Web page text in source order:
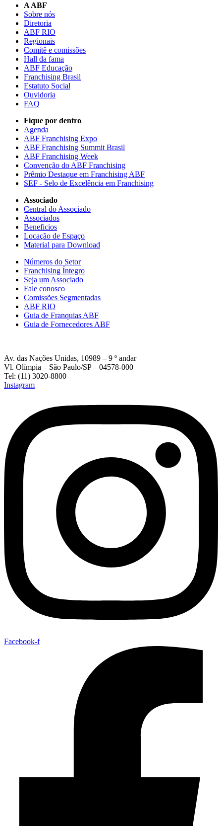
A ABF
Sobre nós
Diretoria
ABF RIO
Regionais
Comitê e comissões
Hall da fama
ABF Educação
Franchising Brasil
Estatuto Social
Ouvidoria
FAQ
Fique por dentro
Agenda
ABF Franchising Expo
ABF Franchising Summit Brasil
ABF Franchising Week
Convenção do ABF Franchising
Prêmio Destaque em Franchising ABF
SEF - Selo de Excelência em Franchising
Associado
Central do Associado
Associados
Beneficios
Locação de Espaço
Material para Download
Números do Setor
Franchising Íntegro
Seja um Associado
Fale conosco
Comissões Segmentadas
ABF RIO
Guia de Franquias ABF
Guia de Fornecedores ABF
Av. das Nações Unidas, 10989 – 9 º andar
Vl. Olímpia – São Paulo/SP – 04578-000
Tel: (11) 3020-8800
Instagram
Facebook-f